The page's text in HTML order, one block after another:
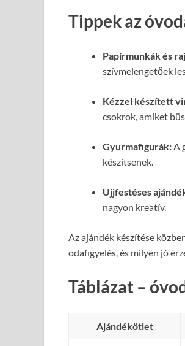
Tippek az
Papírmunkák és
szívmelengetőek
Kézzel készített
csokrok, amiket
Gyurmafigurák: A
készítsenek.
Ujjfestéses
nagyon kreatív.
Az ajándék készítése
odafigyelés, és milyen jó
Táblázat –
Ajándékötlet